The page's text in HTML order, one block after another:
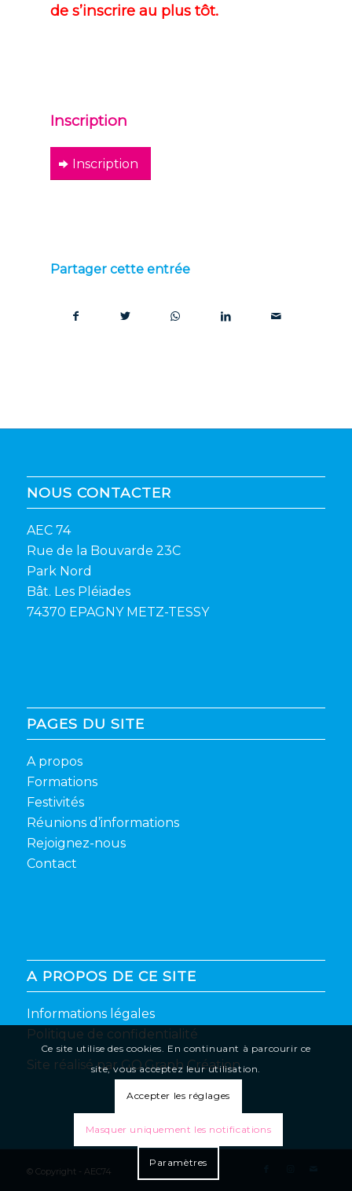
de s’inscrire au plus tôt.
Inscription
Inscription
Partager cette entrée
NOUS CONTACTER
AEC 74
Rue de la Bouvarde 23C
Park Nord
Bât. Les Pléiades
74370 EPAGNY METZ-TESSY
PAGES DU SITE
A propos
Formations
Festivités
Réunions d’informations
Rejoignez-nous
Contact
A PROPOS DE CE SITE
Informations légales
Politique de confidentialité
Site réalisé parGO.Graph Création
© Copyright - AEC74
Ce site utilise des cookies. En continuant à parcourir ce
site, vous acceptez leur utilisation.
Accepter les réglages
Masquer uniquement les notifications
Paramètres